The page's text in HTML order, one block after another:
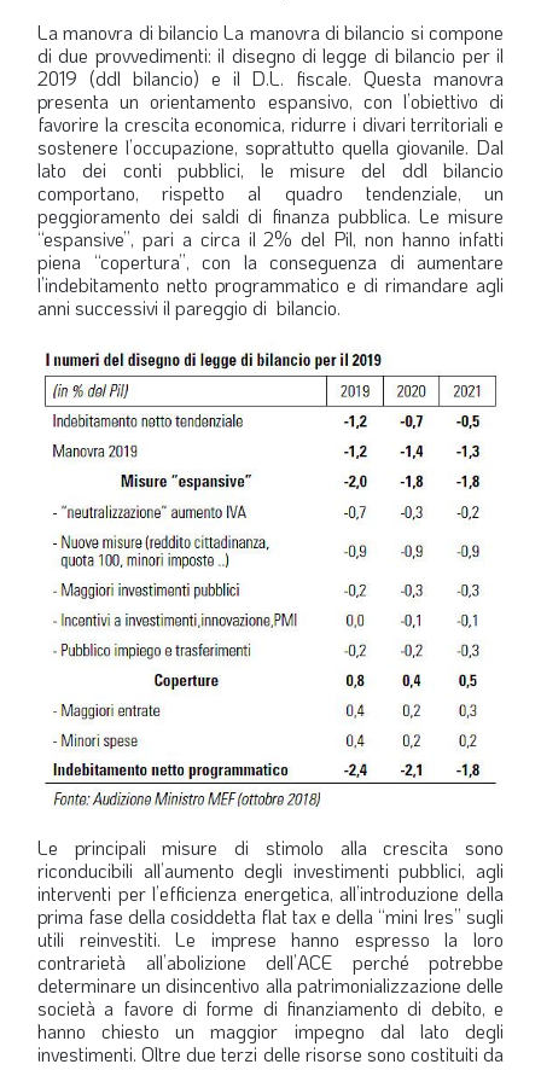
La manovra di bilancio La manovra di bilancio si compone
di due provvedimenti: il disegno di legge di bilancio per il
2019 (ddl bilancio) e il D.L. fiscale. Questa manovra
presenta un orientamento espansivo, con l’obiettivo di
favorire la crescita economica, ridurre i divari territoriali e
sostenere l’occupazione, soprattutto quella giovanile. Dal
lato dei conti pubblici, le misure del ddl bilancio
comportano, rispetto al quadro tendenziale, un
peggioramento dei saldi di finanza pubblica. Le misure
“espansive”, pari a circa il 2% del Pil, non hanno infatti
piena “copertura”, con la conseguenza di aumentare
l’indebitamento netto programmatico e di rimandare agli
anni successivi il pareggio di bilancio.
Le principali misure di stimolo alla crescita sono
riconducibili all’aumento degli investimenti pubblici, agli
interventi per l’efficienza energetica, all’introduzione della
prima fase della cosiddetta flat tax e della “mini Ires” sugli
utili reinvestiti. Le imprese hanno espresso la loro
contrarietà all’abolizione dell’ACE perché potrebbe
determinare un disincentivo alla patrimonializzazione delle
società a favore di forme di finanziamento di debito, e
hanno chiesto un maggior impegno dal lato degli
investimenti. Oltre due terzi delle risorse sono costituiti da